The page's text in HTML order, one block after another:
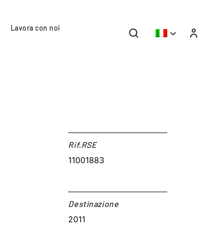
Lavora con noi
Rif.RSE​
11001883
Destinazione​
2011